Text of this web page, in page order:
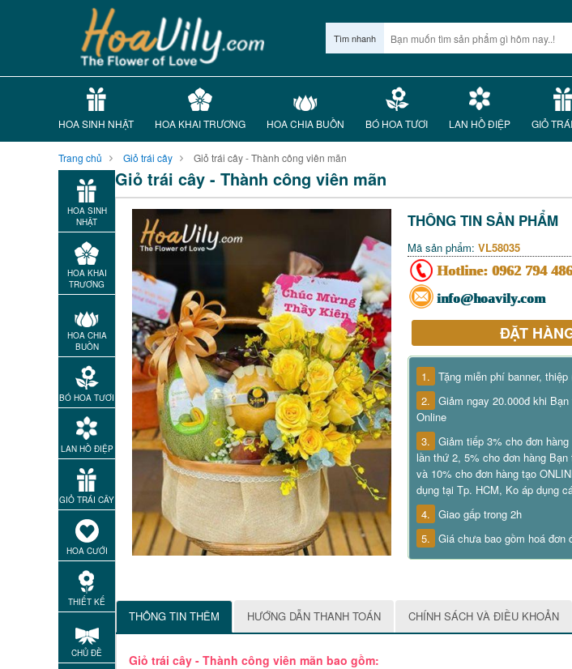
Tìm nhanh
HOA SINH NHẬT HOA KHAI TRƯƠNG HOA CHIA BUỒN BÓ HOA TƯƠI LAN HỒ ĐIỆP GIỎ
Trang chủ Giỏ trái cây Giỏ trái cây - Thành công viên mãn
HOA SINH
NHẬT
HOA KHAI
TRƯƠNG
HOA CHIA
BUỒN
BÓ HOA TƯƠI
LAN HỒ ĐIỆP
GIỎ TRÁI CÂY
HOA CƯỚI
THIẾT KẾ
CHỦ ĐỀ
Giỏ trái cây - Thành công viên mãn
THÔNG TIN SẢN PHẨM
Mã sản phẩm: VL58035
Hotline: 0962 794
info@hoavily.com
ĐẶT
1. Tặng miễn phí banner,
2. Giảm ngay 20.000đ khi
Online
3. Giảm tiếp 3% cho đơn
lần thứ 2, 5% cho đơn hàng
và 10% cho đơn hàng tạo
dụng tại Tp. HCM, Ko áp dụng
4. Giao gấp trong 2h
5. Giá chưa bao gồm hoá đơn
THÔNG TIN THÊM HƯỚNG DẪN THANH TOÁN CHÍNH SÁCH VÀ ĐIỀU KHOẢN
Giỏ trái cây - Thành công viên mãn bao gồm: